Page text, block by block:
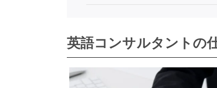
英語コンサルタントの